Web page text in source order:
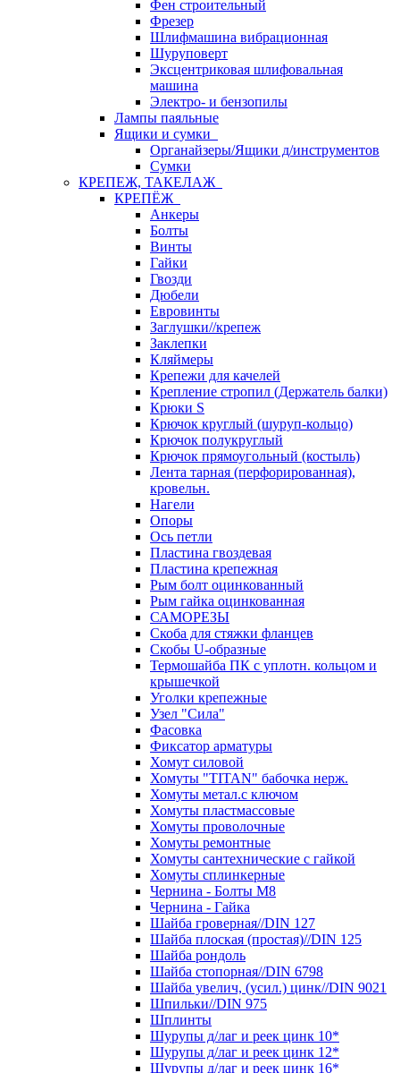
Фен строительный
Фрезер
Шлифмашина вибрационная
Шуруповерт
Эксцентриковая шлифовальная
машина
Электро- и бензопилы
Лампы паяльные
Ящики и сумки
Органайзеры/Ящики д/инструментов
Сумки
КРЕПЕЖ, ТАКЕЛАЖ
КРЕПЁЖ
Анкеры
Болты
Винты
Гайки
Гвозди
Дюбели
Евровинты
Заглушки//крепеж
Заклепки
Кляймеры
Крепежи для качелей
Крепление стропил (Держатель балки)
Крюки S
Крючок круглый (шуруп-кольцо)
Крючок полукруглый
Крючок прямоугольный (костыль)
Лента тарная (перфорированная),
кровельн.
Нагели
Опоры
Ось петли
Пластина гвоздевая
Пластина крепежная
Рым болт оцинкованный
Рым гайка оцинкованная
САМОРЕЗЫ
Скоба для стяжки фланцев
Скобы U-образные
Термошайба ПК с уплотн. кольцом и
крышечкой
Уголки крепежные
Узел "Сила"
Фасовка
Фиксатор арматуры
Хомут силовой
Хомуты "TITAN" бабочка нерж.
Хомуты метал.с ключом
Хомуты пластмассовые
Хомуты проволочные
Хомуты ремонтные
Хомуты сантехнические с гайкой
Хомуты сплинкерные
Чернина - Болты М8
Чернина - Гайка
Шайба гроверная//DIN 127
Шайба плоская (простая)//DIN 125
Шайба рондоль
Шайба стопорная//DIN 6798
Шайба увелич, (усил.) цинк//DIN 9021
Шпильки//DIN 975
Шплинты
Шурупы д/лаг и реек цинк 10*
Шурупы д/лаг и реек цинк 12*
Шурупы д/лаг и реек цинк 16*